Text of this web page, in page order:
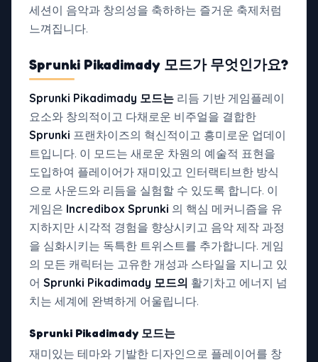
세션이 음악과 창의성을 축하하는 즐거운 축제처럼
느껴집니다.
Sprunki Pikadimady 모드가무엇인가요?
Sprunki Pikadimady 모드는 리듬 기반 게임플레이
요소와 창의적이고 다채로운 비주얼을 결합한
Sprunki 프랜차이즈의 혁신적이고 흥미로운 업데이
트입니다. 이 모드는 새로운 차원의 예술적 표현을
도입하여 플레이어가 재미있고 인터랙티브한 방식
으로 사운드와 리듬을 실험할 수 있도록 합니다. 이
게임은 Incredibox Sprunki 의 핵심 메커니즘을 유
지하지만 시각적 경험을 향상시키고 음악 제작 과정
을 심화시키는 독특한 트위스트를 추가합니다. 게임
의 모든 캐릭터는 고유한 개성과 스타일을 지니고 있
어 Sprunki Pikadimady 모드의 활기차고 에너지 넘
치는 세계에 완벽하게 어울립니다.
Sprunki Pikadimady 모드는
재미있는 테마와 기발한 디자인으로 플레이어를 창